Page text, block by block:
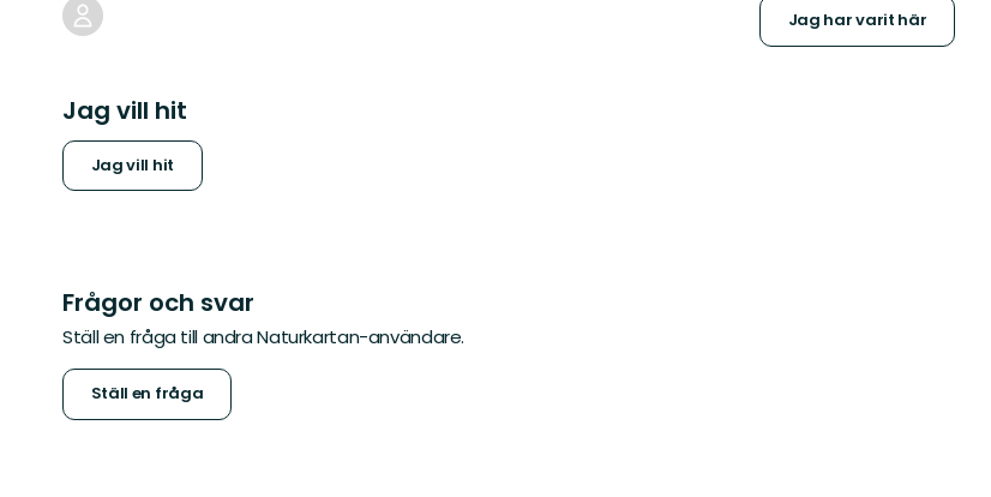
Jag har varit här
Jag vill hit
Jag vill hit
Frågor och svar
Ställ en fråga till andra Naturkartan-användare.
Ställ en fråga